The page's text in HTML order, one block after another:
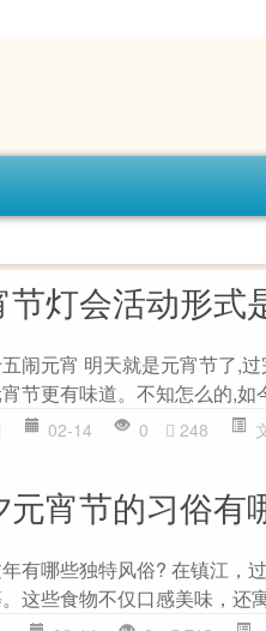
节灯会活动形式
闹元宵 明天就是元宵节了,
节更有味道。不知怎么的,如
02-14 0 248
元宵节的习俗有
有哪些独特风俗? 在镇江，
这些食物不仅口感美味，还